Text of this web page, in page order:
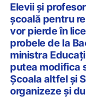
Elevii și
școală pentru
vor pierde în
probele de la
ministra
putea modifica
Școala altfel și
organizeze și